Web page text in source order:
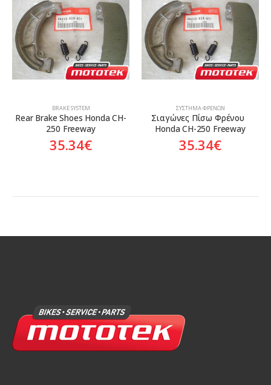
Genuine Γνήσιο
BRAKE SYSTEM
Rear Brake Shoes Honda CH-
250 Freeway
35.34€
ΣΎΣΤΗΜΑ ΦΡΈΝΩΝ
Σιαγώνες Πίσω Φρένου
Honda CH-250 Freeway
35.34€